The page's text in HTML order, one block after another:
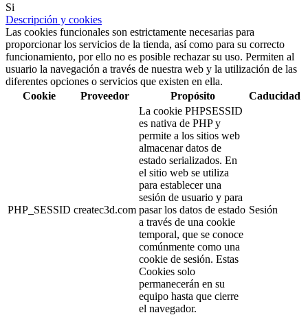
Si
Descripción y cookies
Las cookies funcionales son estrictamente necesarias para
proporcionar los servicios de la tienda, así como para su correcto
funcionamiento, por ello no es posible rechazar su uso. Permiten al
usuario la navegación a través de nuestra web y la utilización de las
diferentes opciones o servicios que existen en ella.
Cookie
Proveedor Propósito Caducidad
PHP_SESSID createc3d.com
La cookie PHPSESSID
es nativa de PHP y
permite a los sitios web
almacenar datos de
estado serializados. En
el sitio web se utiliza
para establecer una
sesión de usuario y para
pasar los datos de estado
a través de una cookie
temporal, que se conoce
comúnmente como una
cookie de sesión. Estas
Cookies solo
permanecerán en su
equipo hasta que cierre
el navegador.
Sesión